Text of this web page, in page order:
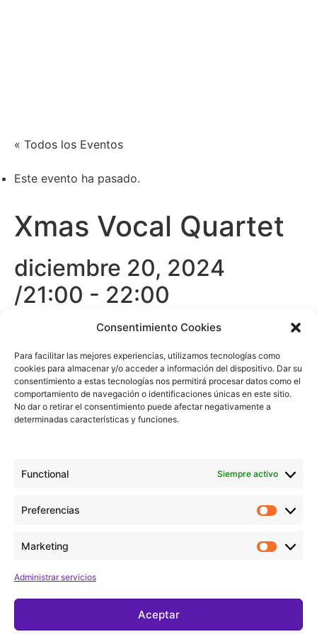
Consentimiento Cookies
Para facilitar las mejores experiencias, utilizamos tecnologías como
cookies para almacenar y/o acceder a información del dispositivo. Dar su
consentimiento a estas tecnologías nos permitirá procesar datos como el
comportamiento de navegación o identificaciones únicas en este sitio.
No dar o retirar el consentimiento puede afectar negativamente a
determinadas características y funciones.
Functional Siempre activo
Preferencias
Marketing
Administrar servicios
Aceptar
« Todos los Eventos
Este evento ha pasado.
Xmas Vocal Quartet
diciembre 20, 2024
/21:00 - 22:00
Añadir al calendario
Detalles
Fecha:
21:00 - 22:00
Gisela Concert Kids 1. Rozas